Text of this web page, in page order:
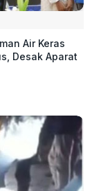
Air Keras
Desak Aparat